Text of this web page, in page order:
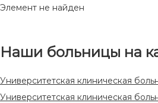
Элемент не найден
Наши больницы на
Университетская клиническая
Университетская клиническая